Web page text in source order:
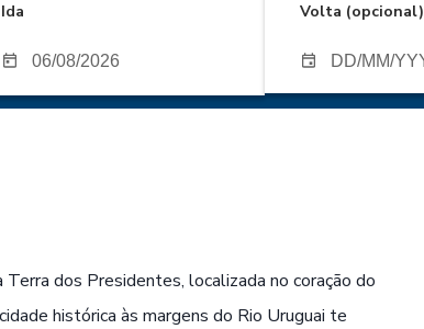
Ida Volta (opcional)
Terra dos Presidentes, localizada no coração do
histórica às margens do Rio Uruguai te